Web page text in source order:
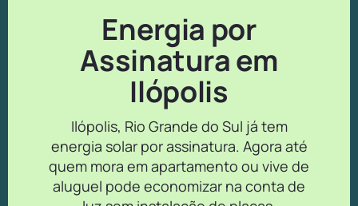
Energia por
Assinatura em
Ilópolis
Ilópolis, Rio Grande do Sul já tem
energia solar por assinatura. Agora até
quem mora em apartamento ou vive de
aluguel pode economizar na conta de